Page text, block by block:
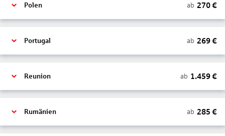
Polen ab 270€
Portugal ab 269€
Reunion ab 1.459€
Rumänien ab 285 €